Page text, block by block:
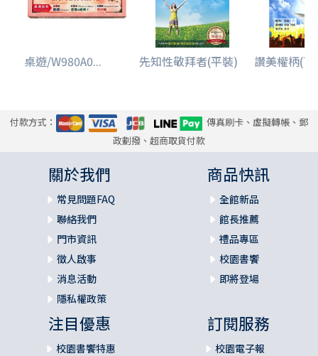
桌遊/W980A0... 先知性敬拜者(平裝) 讚美權柄(
付款方式：
傳真刷卡、虛擬轉帳、郵
政劃撥、超商取貨付款
關於我們
常見問題FAQ
聯絡我們
門市資訊
徵人啟事
消息活動
隱私權政策
商品快訊
全館新品
館長推薦
禮品專區
校園書饗
即將登場
注目優惠
校園書饗特惠
訂閱服務
校園電子報